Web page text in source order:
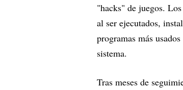
"hacks" de juegos.
al ser ejecutados,
programas más
sistema.
Tras meses de